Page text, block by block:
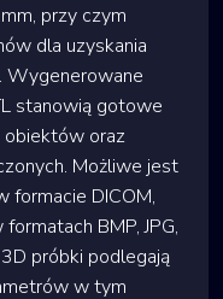
przy czym
dla uzyskania
Wygenerowane
stanowią gotowe
obiektów oraz
Możliwe jest
formacie DICOM,
BMP, JPG,
próbki podlegają
w tym